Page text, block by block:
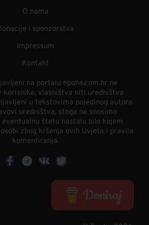
O nama
i sponzorstva
Impressum
Kontakt
na portalu epoha.com.hr ne
korisnika, vlasništva niti uredništva
u tekstovima pojedinog autora
uredništva, stoga ne snosimo
štetu nastalu bilo kojem
zbog kršenja ovih Uvjeta i pravila
komentiranja.